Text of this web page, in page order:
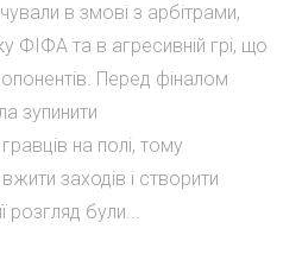
в змові з арбітрами,
ФІФА та в агресивній грі, що
Перед фіналом
зупинити
на полі, тому
заходів і створити
розгляд були...